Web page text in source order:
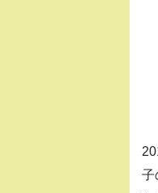
子